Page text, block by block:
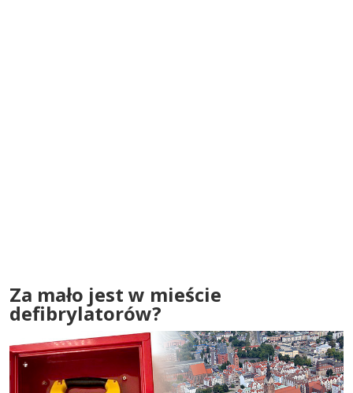
Za mało jest w mieście
defibrylatorów?